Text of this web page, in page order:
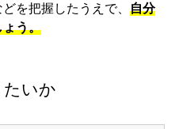
を把握したうえで、 自分
う。
たいか